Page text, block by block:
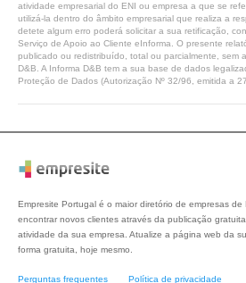
atividade empresarial do ENI ou empresa a que se
utilizá-la dentro do âmbito empresarial que realiza a
detete algum erro poderá solicitar a sua retificação,
Serviço de Apoio ao Cliente eInforma. O presente
publicado ou redistribuído, total ou parcialmente, sem
D&B. A Informa D&B tem a sua base de dados
Proteção de Dados (Autorização Nº 32/96, emitida a
Empresite Portugal é o maior diretório de empresas
encontrar novos clientes através da publicação
atividade da sua empresa. Atualize a página web da
forma gratuita, hoje mesmo.
Perguntas frequentes Política de privacidade